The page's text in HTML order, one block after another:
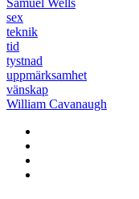
sex
teknik
tid
tystnad
uppmärksamhet
vänskap
William Cavanaugh